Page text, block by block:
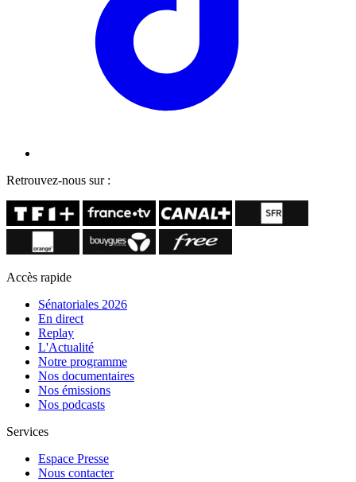
Retrouvez-nous sur :
Accès rapide
Sénatoriales 2026
En direct
Replay
L'Actualité
Notre programme
Nos documentaires
Nos émissions
Nos podcasts
Services
Espace Presse
Nous contacter